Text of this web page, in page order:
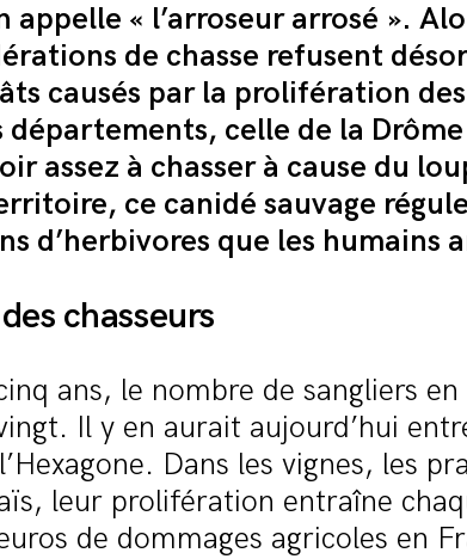
appelle « l’arroseur arrosé ».
de chasse refusent
causés par la prolifération
départements, celle de la
assez à chasser à cause du
ce canidé sauvage
d’herbivores que les humains
chasseurs
ans, le nombre de sangliers
Il y en aurait aujourd’hui
Dans les vignes, les
leur prolifération entraîne
de dommages agricoles en